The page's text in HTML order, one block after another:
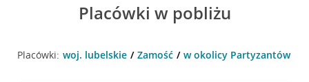
Placówki w pobliżu
Placówki: woj. lubelskie Zamość w okolicy Partyzantów 3A